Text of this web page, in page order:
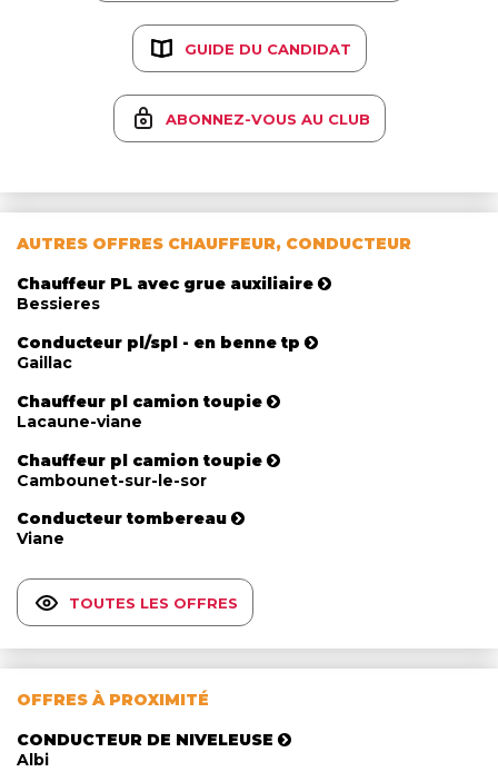
GUIDE DU CANDIDAT
ABONNEZ-VOUS AU CLUB
AUTRES OFFRES CHAUFFEUR, CONDUCTEUR
Chauffeur PL avec grue auxiliaire
Bessieres
Conducteur pl/spl - en benne tp
Gaillac
Chauffeur pl camion toupie
Lacaune-viane
Chauffeur pl camion toupie
Cambounet-sur-le-sor
Conducteur tombereau
Viane
TOUTES LES OFFRES
OFFRES À PROXIMITÉ
CONDUCTEUR DE NIVELEUSE
Albi